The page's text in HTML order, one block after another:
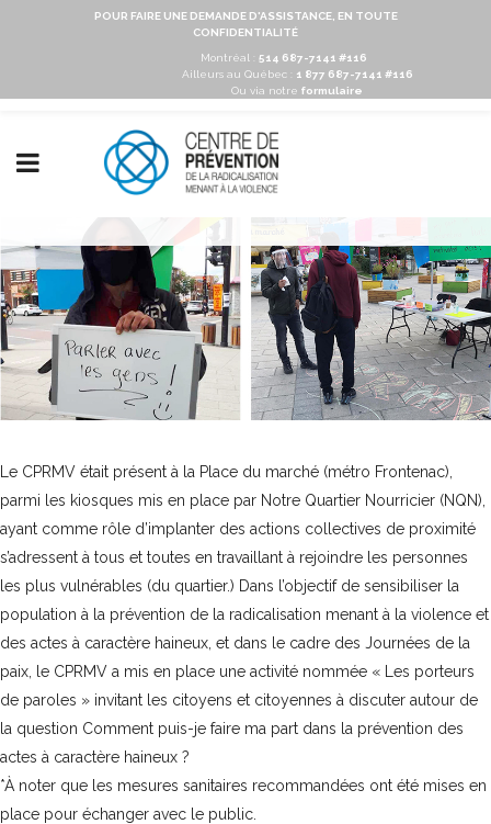
POUR FAIRE UNE DEMANDE D'ASSISTANCE, EN TOUTE
CONFIDENTIALITÉ
Montréal : 514 687-7141 #116
Ailleurs au Québec :
1 877 687-7141 #116
Ou via notre formulaire
Le CPRMV était présent à la Place du marché (métro Frontenac),
parmi les kiosques mis en place par Notre Quartier Nourricier (NQN),
ayant comme rôle d’implanter des actions collectives de proximité
s’adressent à tous et toutes en travaillant à rejoindre les personnes
les plus vulnérables (du quartier.) Dans l’objectif de sensibiliser la
population à la prévention de la radicalisation menant à la violence et
des actes à caractère haineux, et dans le cadre des Journées de la
paix , le CPRMV a mis en place une activité nommée « Les porteurs
de paroles » invitant les citoyens et citoyennes à discuter autour de
la question Comment puis-je faire ma part dans la prévention des
actes à caractère haineux ?
*À noter que les mesures sanitaires recommandées ont été mises en
place pour échanger avec le public.